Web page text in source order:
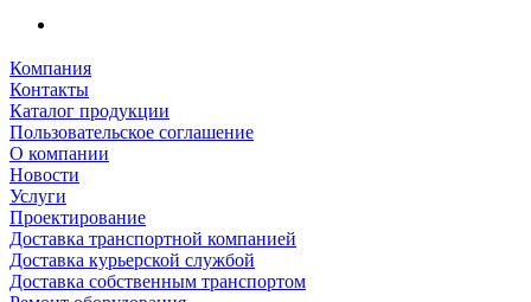
Компания
Контакты
Каталог продукции
Пользовательское соглашение
О компании
Новости
Услуги
Проектирование
Доставка транспортной компанией
Доставка курьерской службой
Доставка собственным транспортом